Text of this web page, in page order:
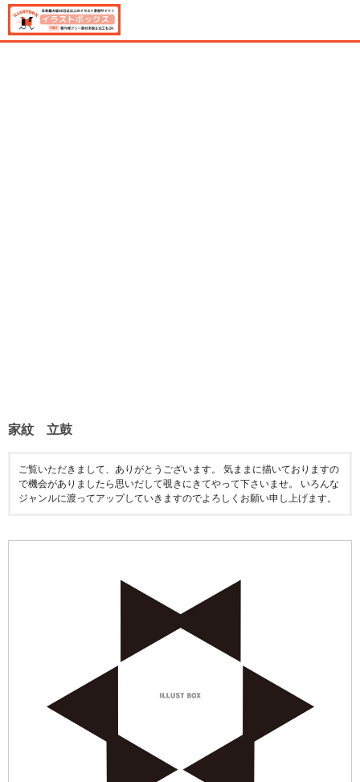
家紋 立鼓
ご覧いただきまして、ありがとうございます。 気ままに描いておりますの
で機会がありましたら思いだして覗きにきてやって下さいませ。 いろんな
ジャンルに渡ってアップしていきますのでよろしくお願い申し上げます。